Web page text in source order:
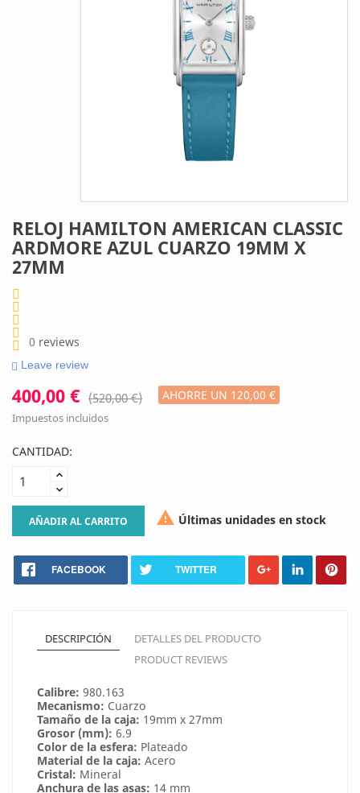
RELOJ HAMILTON AMERICAN CLASSIC
ARDMORE AZUL CUARZO 19MM X
27MM
0 reviews
Leave review
400,00 € (520,00 €) AHORRE UN 120,00 €
Impuestos incluidos
CANTIDAD:
AÑADIR AL CARRITO  Últimas unidades en stock
FACEBOOK TWITTER
DESCRIPCIÓN
DETALLES DEL PRODUCTO
PRODUCT REVIEWS
Calibre: 980.163
Mecanismo: Cuarzo
Tamaño de la caja: 19mm x 27mm
Grosor (mm): 6.9
Color de la esfera: Plateado
Material de la caja: Acero
Cristal: Mineral
Anchura de las asas: 14 mm